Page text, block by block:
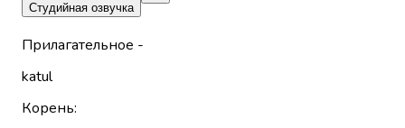
Студийная озвучка
Прилагательное -
katul
Корень: